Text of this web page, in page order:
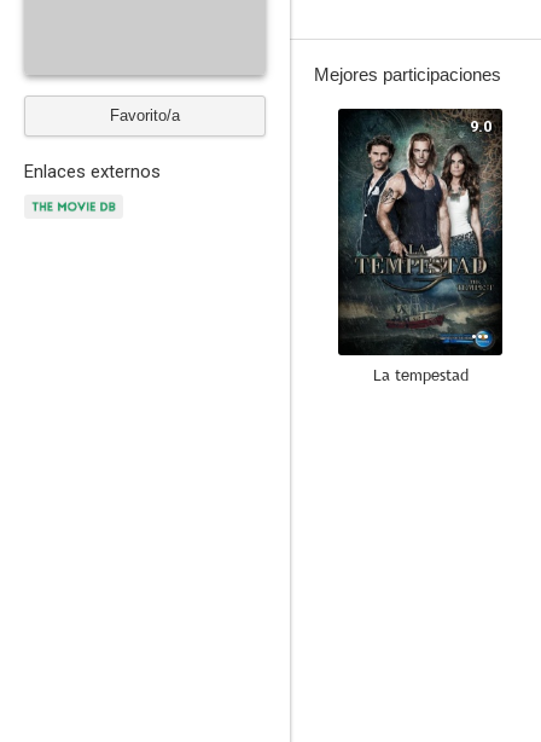
Favorito/a
Enlaces externos
Mejores participaciones
9.0
La tempestad